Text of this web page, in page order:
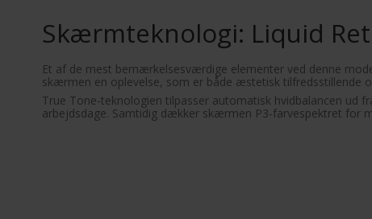
Skærmteknologi: Liquid
Et af de mest bemærkelsesværdige elementer ved denne
skærmen en oplevelse, som er både æstetisk tilfredsstillende
True Tone-teknologien tilpasser automatisk hvidbalancen ud
arbejdsdage. Samtidig dækker skærmen P3-farvespektret for